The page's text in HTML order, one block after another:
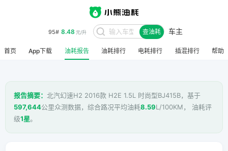
95# 8.48 元/升 查油耗 车主
首页 App下载 油耗报告 油耗排行 电耗排行 插混排行 帮助
报告摘要： 北汽幻速H2 2016款 H2E 1.5L 时尚型BJ415B，基于
597,644公里众测数据，综合路况平均油耗8.59L/100KM， 油耗评
级1星。